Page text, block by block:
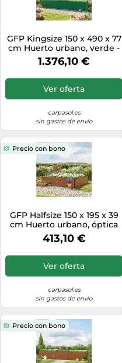
GFP Kingsize 150 x 490 x 77
cm Huerto urbano, verde -
(GFPV00448)
1.376,10 €
Ver oferta
carpasol.es
sin gastos de envío
Precio con bono
GFP Halfsize 150 x 195 x 39
cm Huerto urbano, óptica
de madera - (GFPV00530)
413,10 €
Ver oferta
carpasol.es
sin gastos de envío
Precio con bono